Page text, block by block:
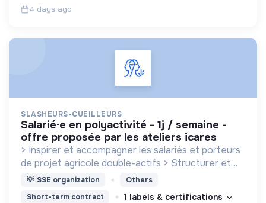
4 days ago
SLASHEURS-CUEILLEURS
salarié·e en polyactivité - 1j / semaine -
offre proposée par les ateliers icares
> Inspirer et accompagner les salariés et porteurs
de projet agricole double-actifs > Structurer et
diffuser des opportunités agricoles à temps partiel
via la micro-association ou le salariat
💡 SSE organization
Others
Short-term contract
1 labels & certifications